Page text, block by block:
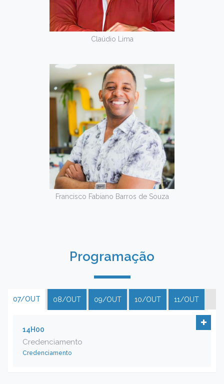
Claúdio Lima
Francisco Fabiano Barros de Souza
Programação
07/OUT 08/OUT 09/OUT 10/OUT 11/OUT
14H00
Credenciamento
Credenciamento